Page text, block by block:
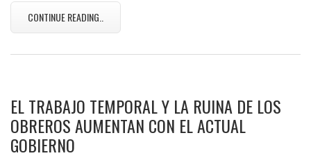
CONTINUE READING..
EL TRABAJO TEMPORAL Y LA RUINA DE LOS
OBREROS AUMENTAN CON EL ACTUAL
GOBIERNO